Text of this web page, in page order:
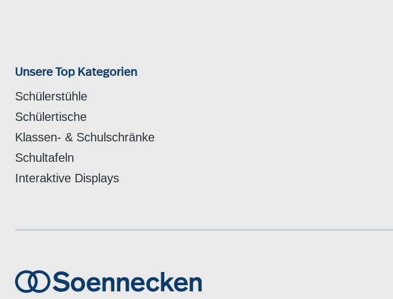
Unsere Top Kategorien
Schülerstühle
Schülertische
Klassen- & Schulschränke
Schultafeln
Interaktive Displays